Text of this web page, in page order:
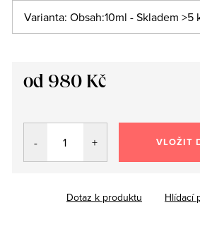
od 980 Kč
cena:
VLOŽIT
Dotaz k produktu Hlídací